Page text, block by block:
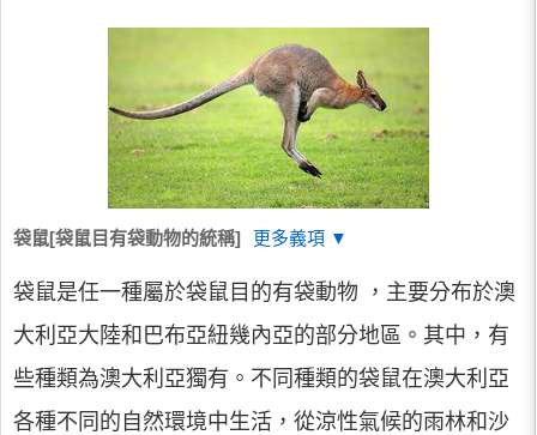
袋鼠[袋鼠目有袋動物的統稱] 更多義項 ▼
袋鼠是任一種屬於袋鼠目的有袋動物 ，主要分布於澳
大利亞大陸和巴布亞紐幾內亞的部分地區。其中，有
些種類為澳大利亞獨有。不同種類的袋鼠在澳大利亞
各種不同的自然環境中生活，從涼性氣候的雨林和沙